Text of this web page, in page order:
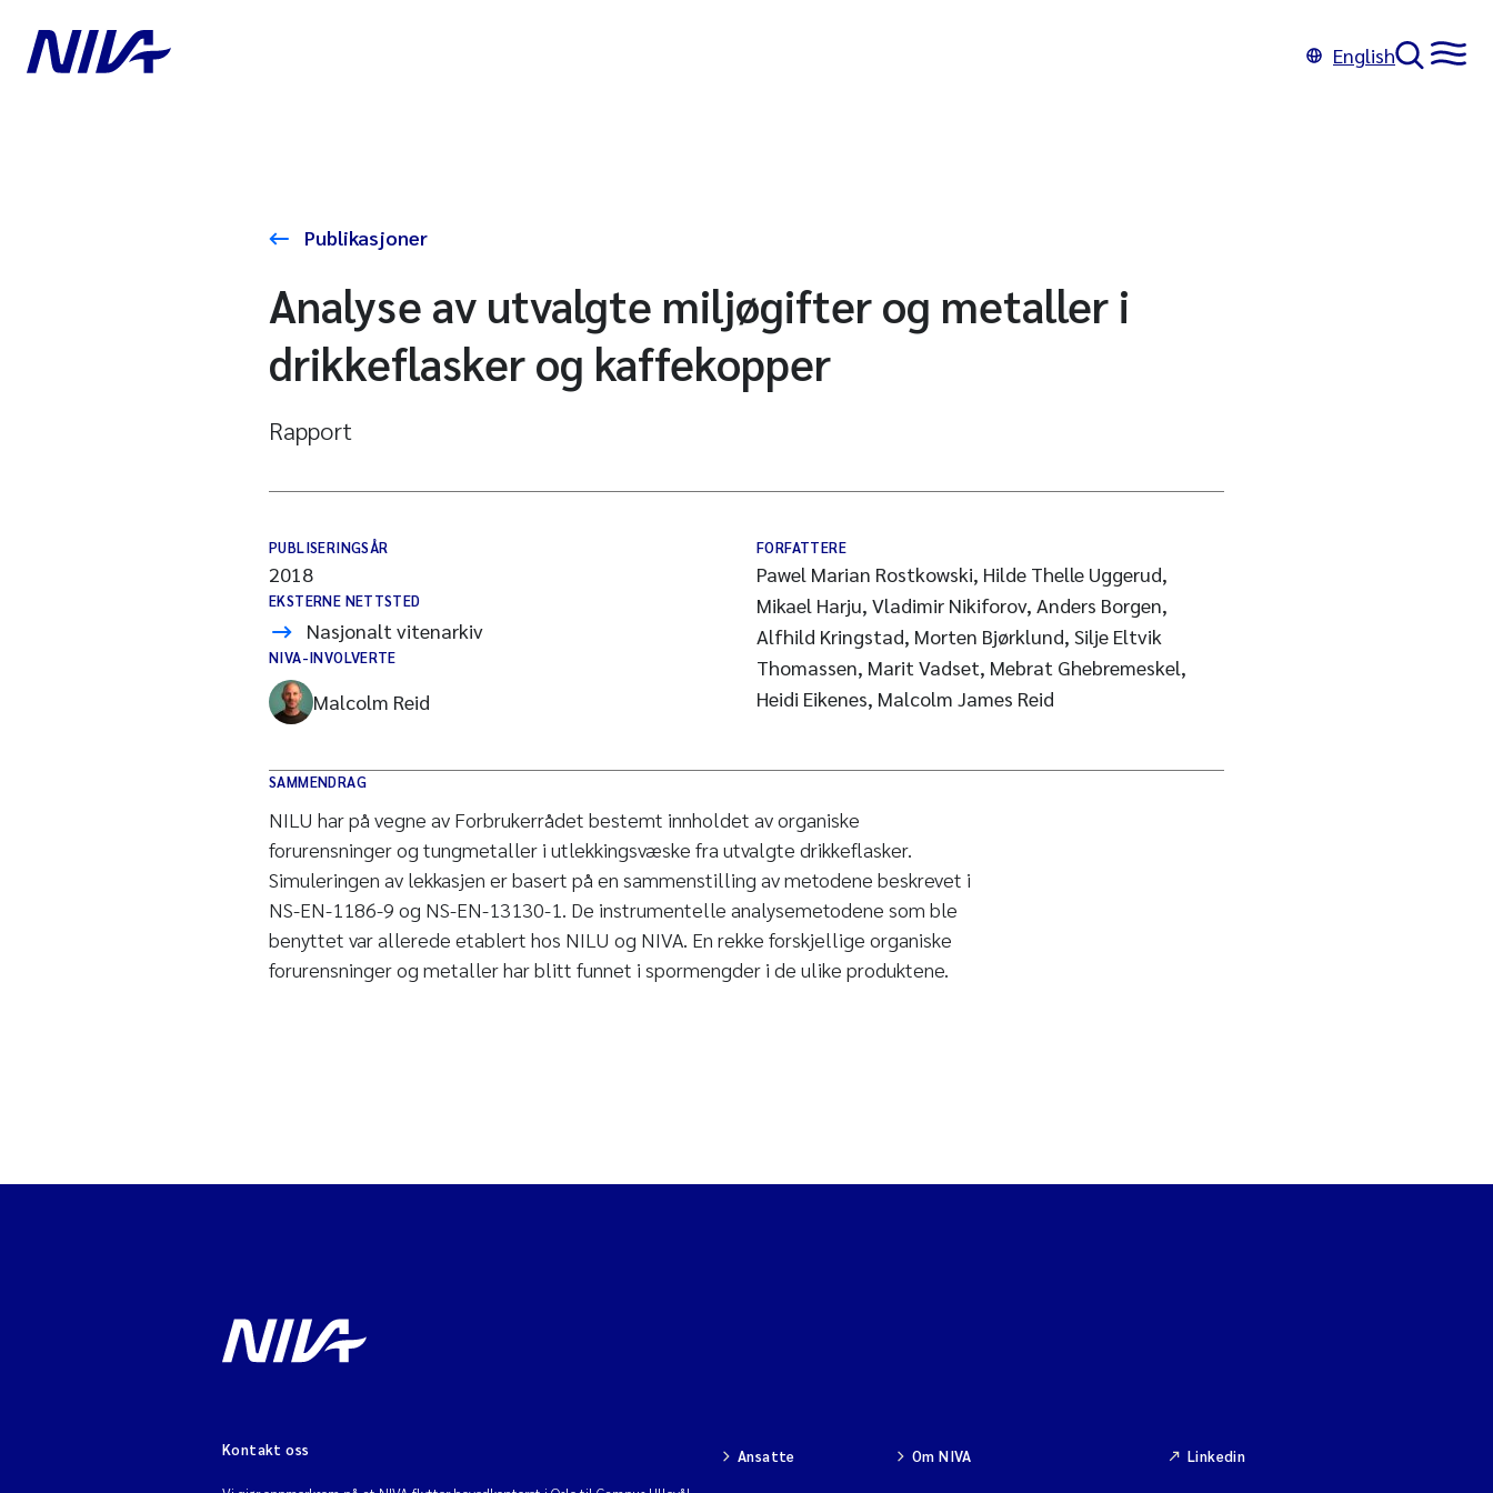
English
Publikasjoner
Analyse av utvalgte miljøgifter og metaller i
drikkeflasker og kaffekopper
Rapport
PUBLISERINGSÅR
2018
EKSTERNE NETTSTED
Nasjonalt vitenarkiv
NIVA-INVOLVERTE
Malcolm Reid
FORFATTERE
Pawel Marian Rostkowski, Hilde Thelle Uggerud,
Mikael Harju, Vladimir Nikiforov, Anders Borgen,
Alfhild Kringstad, Morten Bjørklund, Silje Eltvik
Thomassen, Marit Vadset, Mebrat Ghebremeskel,
Heidi Eikenes, Malcolm James Reid
SAMMENDRAG
NILU har på vegne av Forbrukerrådet bestemt innholdet av organiske
forurensninger og tungmetaller i utlekkingsvæske fra utvalgte drikkeflasker.
Simuleringen av lekkasjen er basert på en sammenstilling av metodene beskrevet i
NS-EN-1186-9 og NS-EN-13130-1. De instrumentelle analysemetodene som ble
benyttet var allerede etablert hos NILU og NIVA. En rekke forskjellige organiske
forurensninger og metaller har blitt funnet i spormengder i de ulike produktene.
Kontakt oss Ansatte Om NIVA Linkedin